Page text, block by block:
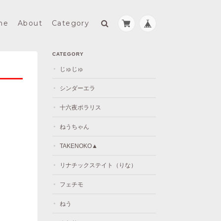
About Category
CATEGORY
じゅじゅ
シンダーエラ
十六夜ポラリス
ねうちゃん
TAKENOKO▲
リナチックステイト（りな）
フェチモ
ねう